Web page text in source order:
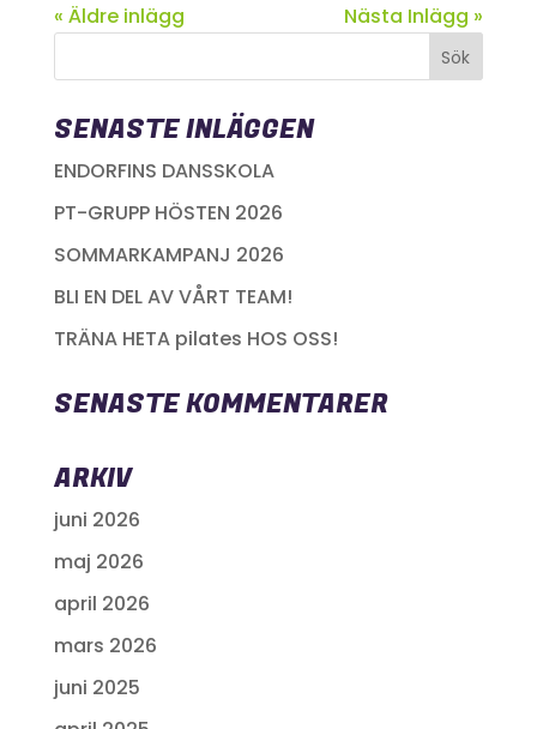
« Äldre inlägg Nästa Inlägg »
SENASTE INLÄGGEN
ENDORFINS DANSSKOLA
PT-GRUPP HÖSTEN 2026
SOMMARKAMPANJ 2026
BLI EN DEL AV VÅRT TEAM!
TRÄNA HETA pilates HOS OSS!
SENASTE KOMMENTARER
ARKIV
juni 2026
maj 2026
april 2026
mars 2026
juni 2025